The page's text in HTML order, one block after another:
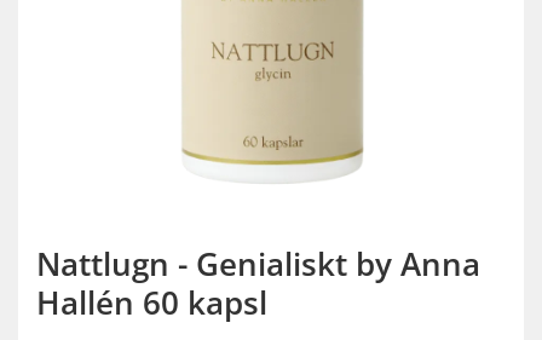
Nattlugn - Genialiskt by Anna
Hallén 60 kapsl